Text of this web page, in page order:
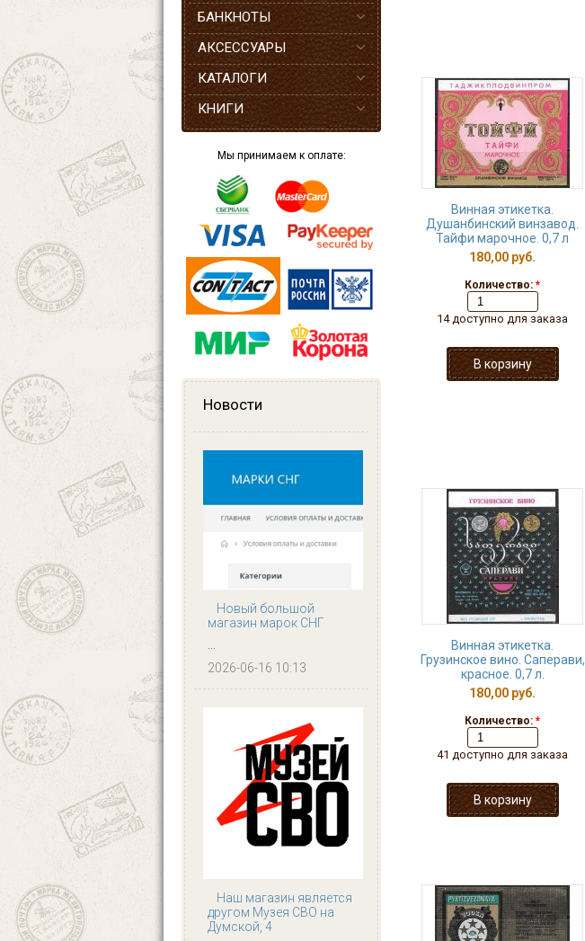
БАНКНОТЫ
АКСЕССУАРЫ
КАТАЛОГИ
КНИГИ
Мы принимаем к оплате:
Новости
Новый большой
магазин марок СНГ
...
2026-06-16 10:13
Наш магазин является
другом Музея СВО на
Думской, 4
Винная этикетка.
Душанбинский винзавод.
Тайфи марочное. 0,7 л
180,00 руб.
Количество: *
14 доступно для заказа
Винная этикетка.
Грузинское вино. Саперави,
красное. 0,7 л.
180,00 руб.
Количество: *
41 доступно для заказа